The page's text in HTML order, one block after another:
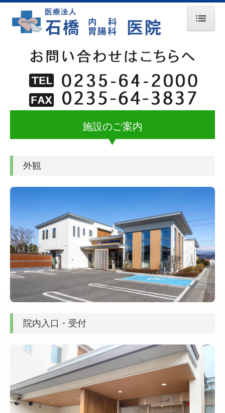
ホーム
医師の紹介
診療のご案内
施設のご案内
交通案内
施設のご案内
外観
院内入口・受付